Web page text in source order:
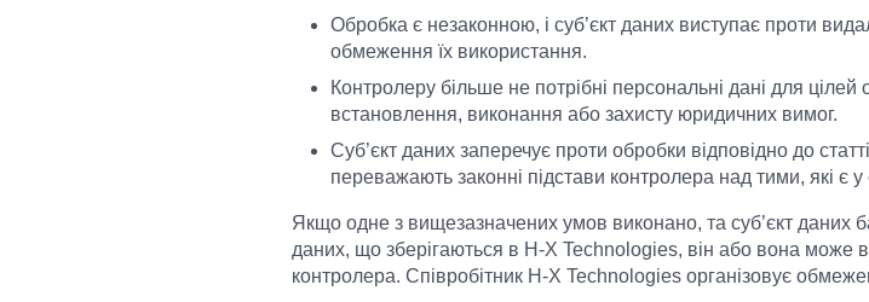
Обробка є незаконною, і суб’єкт даних виступає проти
обмеження їх використання.
Контролеру більше не потрібні персональні дані для
встановлення, виконання або захисту юридичних вимог.
Суб’єкт даних заперечує проти обробки відповідно до
переважають законні підстави контролера над тими, які є у
Якщо одне з вищезазначених умов виконано, та суб’єкт
даних, що зберігаються в H-X Technologies, він або вона може в
контролера. Співробітник H-X Technologies організовує